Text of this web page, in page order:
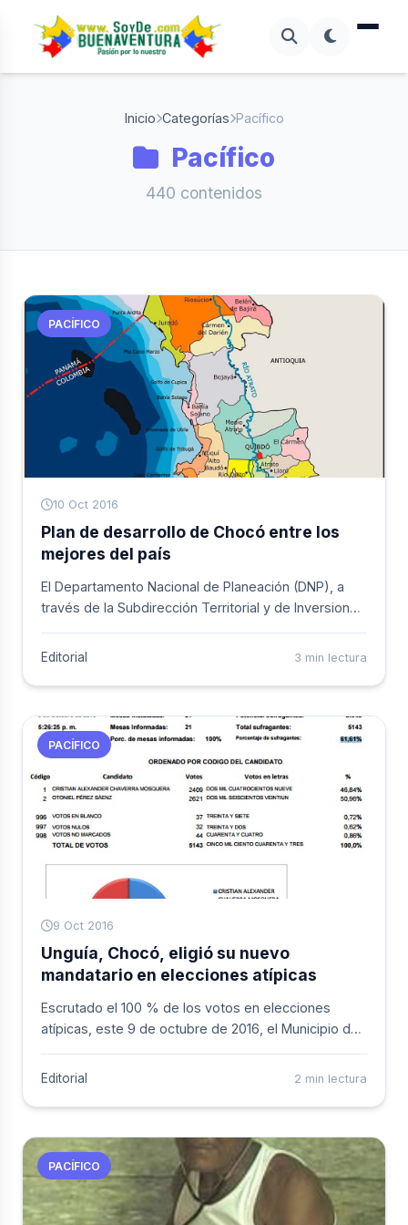
Inicio Categorías Pacífico
Pacífico
440 contenidos
PACÍFICO
10 Oct 2016
Plan de desarrollo de Chocó entre los
mejores del país
El Departamento Nacional de Planeación (DNP), a
través de la Subdirección Territorial y de Inversiones
Mejores Planes de Desarrollo Territorial (2016–2019)
planes e identificar los que plasman soluciones con
los recursos disponibles, integrando enfoques
participativos y territoriales para mejorar la calidad
de vida de sus habitantes.
Editorial 3 min lectura
PACÍFICO
9 Oct 2016
Unguía, Chocó, eligió su nuevo
mandatario en elecciones atípicas
Escrutado el 100 % de los votos en elecciones
atípicas, este 9 de octubre de 2016, el Municipio de
candidato del Partido Opción Ciudadana, Otoniel
que su contendor Cristian Alexander Chaverra
Mosquera, de los partidos U y Cambio Radical y
quien aspiraba por segunda vez, alcanzó 2.409
votos para un 47 %.
Editorial 2 min lectura
PACÍFICO